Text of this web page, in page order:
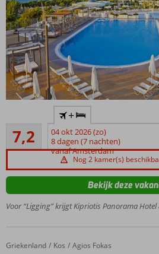
centrum
van
Psalidi
250
meter
van
het
Meerdere
restaurants
7,2
Voldoende/goed
73
beoordelingen
+
04 okt 2026 (zo)
8 dagen (7 nachten)
vanaf Amsterdam
Nog 2 kamer(s)
Voor “Ligging” krijgt Kipriotis Panorama Hotel
Bekijk deze
Home
Griekenland Kos Agios Fokas
Dimitra Beach Hotel & Suites